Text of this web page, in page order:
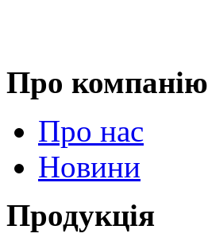
Про компанію
Про нас
Новини
Продукція